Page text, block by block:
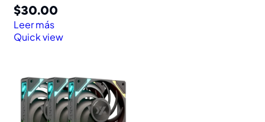
$30.00
Leer más
Quick view